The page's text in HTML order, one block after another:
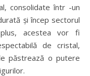
consolidate într -un
și încep sectorul
acestea vor fi
de cristal,
păstrează o putere